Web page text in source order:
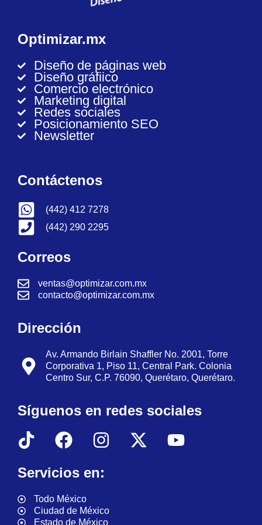
Optimizar.mx
Diseño de páginas web
Diseño gráfiico
Comercio electrónico
Marketing digital
Redes sociales
Posicionamiento SEO
Newsletter
Contáctenos
(442) 412 7278
(442) 290 2295
Correos
ventas@optimizar.com.mx
contacto@optimizar.com.mx
Dirección
Av. Armando Birlain Shaffler No. 2001, Torre
Corporativa 1, Piso 11, Central Park. Colonia
Centro Sur, C.P. 76090, Querétaro, Querétaro.
Síguenos en redes sociales
Servicios en:
Todo México
Ciudad de México
Estado de México